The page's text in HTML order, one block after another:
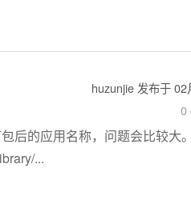
huzunjie 发布于02
0
后的应用名称，问题会比较大。
...